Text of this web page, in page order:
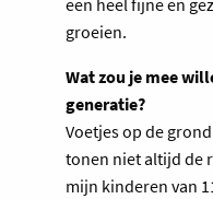
een heel fijne en
groeien.
Wat zou je mee
generatie?
Voetjes op de
tonen niet altijd de
mijn kinderen van